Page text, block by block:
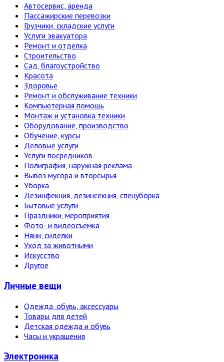
Автосервис, аренда
Пассажирские перевозки
Грузчики, складские услуги
Услуги эвакуатора
Ремонт и отделка
Строительство
Сад, благоустройство
Красота
Здоровье
Ремонт и обслуживание техники
Компьютерная помощь
Монтаж и установка техники
Оборудование, производство
Обучение, курсы
Деловые услуги
Услуги посредников
Полиграфия, наружная реклама
Вывоз мусора и вторсырья
Уборка
Дезинфекция, дезинсекция, спецуборка
Бытовые услуги
Праздники, мероприятия
Фото- и видеосъёмка
Няни, сиделки
Уход за животными
Искусство
Другое
Личные вещи
Одежда, обувь, аксессуары
Товары для детей
Детская одежда и обувь
Часы и украшения
Электро­ника